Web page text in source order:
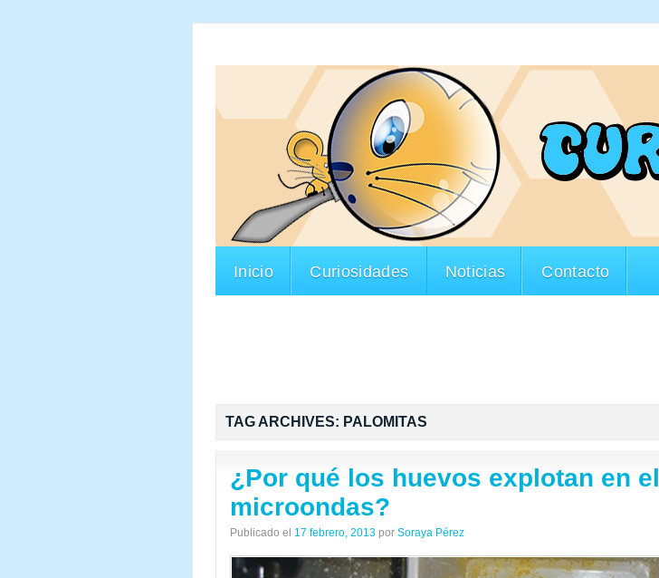
Inicio Curiosidades Noticias Contacto
TAG ARCHIVES: PALOMITAS
¿Por qué los huevos explotan en el
microondas?
Publicado el 17 febrero, 2013 por Soraya Pérez